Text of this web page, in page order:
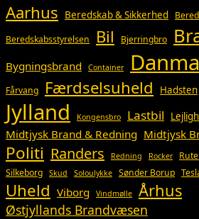
Aarhus Beredskab & Sikkerhed
Beredskabsstyrelsen
Bil Bjerringbro
Bygningsbrand Container
Fårvang Færdselsuheld Hadsten
Jylland Kongensbro Lastbil
Midtjysk Brand & Redning Midtjysk
Politi Randers Redning Rocker
Silkeborg
Skud Soloulykke Sønder Borup
Uheld Viborg Vindmølle Århus
Østjyllands Brandvæsen